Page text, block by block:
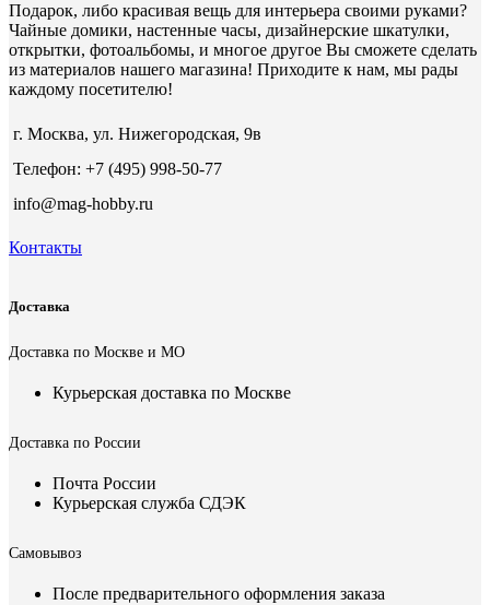
Подарок, либо красивая вещь для интерьера своими руками?
Чайные домики, настенные часы, дизайнерские шкатулки,
открытки, фотоальбомы, и многое другое Вы сможете сделать
из материалов нашего магазина! Приходите к нам, мы рады
каждому посетителю!
г. Москва, ул. Нижегородская, 9в
Телефон: +7 (495) 998-50-77
info@mag-hobby.ru
Контакты
Доставка
Доставка по Москве и МО
Курьерская доставка по Москве
Доставка по России
Почта России
Курьерская служба СДЭК
Самовывоз
После предварительного оформления заказа